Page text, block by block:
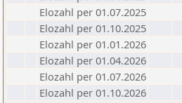
Elozahl per 01.07.2025
Elozahl per 01.10.2025
Elozahl per 01.01.2026
Elozahl per 01.04.2026
Elozahl per 01.07.2026
Elozahl per 01.10.2026